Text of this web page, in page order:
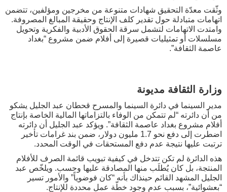
وثّقت معدّة التحقيق شهادات متنوعة من مخرجين ومؤلفين، تتضمن
اتهامات متبادلة حول تقدير كلف الإنتاج وحقيقة المبالغ المصروفة.
وامتدت الاتهامات لتشمل سرقة الحقوق الأدبية والفكرية وتحويل
مسلسلات أو تمثيليات قصيرة إلى أفلام ضمن مشروع “بغداد
عاصمة الثقافة”.
وزارة الثقافة مديونة
مدير السينما في دائرة السينما والمسرح قحطان عبد الجليل يشكو
من أن دائرته “لم تتمكن من الوفاء بالتزاماتها المالية الخاصة بإنتاج
أفلام مشروع بغداد عاصمة الثقافة”. ويؤكد عبد الجليل أن دائرته
اضطرت إلى دفع نحو 1.7 مليون دولار، ضمن بند غرامات تأخير
ترتبت عليها نتيجة عدم دفع المستحقات في الوقت المحدد.
هذه الدائرة لم تكن تتدخل في كيفية تبويب قائمة الصرف للأفلام
المنتجة، بل كان يُطلَب منها المصادقة عليها وحسب. ويلخّص عبد
الجليل المشهد القائم حينذاك بأنه “كان فوضوياً” والأمور تسير
“بعشوائية”، بسبب عدم وجود خطّة عمل محددة للإنتاج.